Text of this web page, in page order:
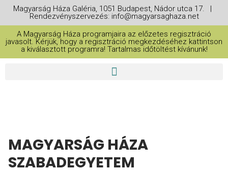
Magyarság Háza Galéria, 1051 Budapest, Nádor utca 17. |
Rendezvényszervezés: info@magyarsaghaza.net
A Magyarság Háza programjaira az előzetes regisztráció
javasolt. Kérjük, hogy a regisztráció megkezdéséhez kattintson
a kiválasztott programra! Tartalmas időtöltést kívánunk!
MAGYARSÁG HÁZA
SZABADEGYETEM